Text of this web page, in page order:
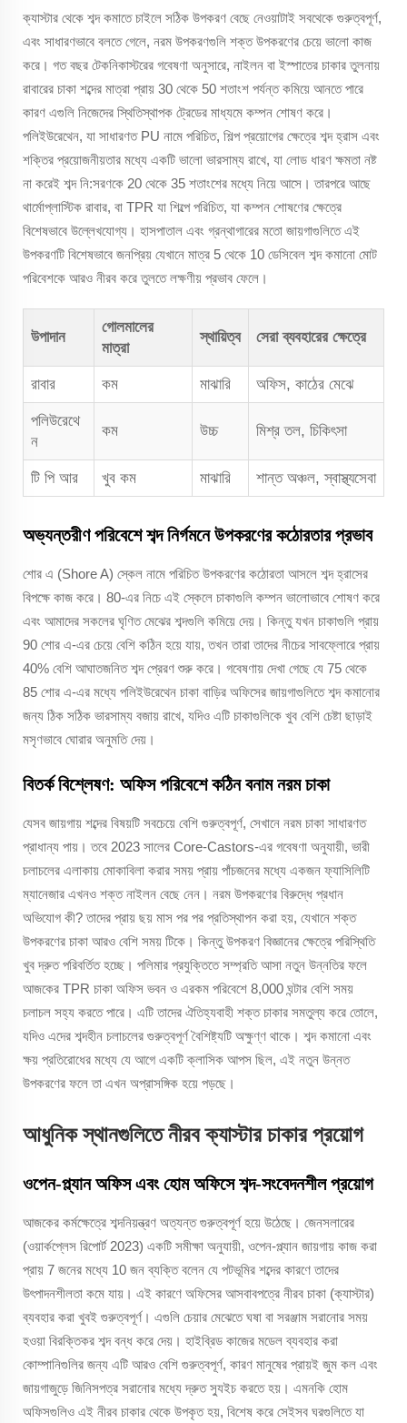
ক্যাস্টার থেকে শব্দ কমাতে চাইলে সঠিক উপকরণ বেছে নেওয়াটাই সবথেকে গুরুত্বপূর্ণ,
এবং সাধারণভাবে বলতে গেলে, নরম উপকরণগুলি শক্ত উপকরণের চেয়ে ভালো কাজ
করে। গত বছর টেকনিকাস্টরের গবেষণা অনুসারে, নাইলন বা ইস্পাতের চাকার তুলনায়
রাবারের চাকা শব্দের মাত্রা প্রায় 30 থেকে 50 শতাংশ পর্যন্ত কমিয়ে আনতে পারে
কারণ এগুলি নিজেদের স্থিতিস্থাপক ট্রেডের মাধ্যমে কম্পন শোষণ করে।
পলিইউরেথেন, যা সাধারণত PU নামে পরিচিত, শিল্প প্রয়োগের ক্ষেত্রে শব্দ হ্রাস এবং
শক্তির প্রয়োজনীয়তার মধ্যে একটি ভালো ভারসাম্য রাখে, যা লোড ধারণ ক্ষমতা নষ্ট
না করেই শব্দ নি:সরণকে 20 থেকে 35 শতাংশের মধ্যে নিয়ে আসে। তারপরে আছে
থার্মোপ্লাস্টিক রাবার, বা TPR যা শিল্পে পরিচিত, যা কম্পন শোষণের ক্ষেত্রে
বিশেষভাবে উল্লেখযোগ্য। হাসপাতাল এবং গ্রন্থাগারের মতো জায়গাগুলিতে এই
উপকরণটি বিশেষভাবে জনপ্রিয় যেখানে মাত্র 5 থেকে 10 ডেসিবেল শব্দ কমানো মোট
পরিবেশকে আরও নীরব করে তুলতে লক্ষণীয় প্রভাব ফেলে।
উপাদান
গোলমালের
মাত্রা
স্থায়িত্ব সেরা ব্যবহারের ক্ষেত্রে
রাবার কম মাঝারি অফিস, কাঠের মেঝে
পলিউরেথে
ন
কম উচ্চ মিশ্র তল, চিকিৎসা
টি পি আর খুব কম মাঝারি শান্ত অঞ্চল, স্বাস্থ্যসেবা
অভ্যন্তরীণ পরিবেশে শব্দ নির্গমনে উপকরণের কঠোরতার প্রভাব
শোর এ (Shore A) স্কেল নামে পরিচিত উপকরণের কঠোরতা আসলে শব্দ হ্রাসের
বিপক্ষে কাজ করে। 80-এর নিচে এই স্কেলে চাকাগুলি কম্পন ভালোভাবে শোষণ করে
এবং আমাদের সকলের ঘৃণিত মেঝের শব্দগুলি কমিয়ে দেয়। কিন্তু যখন চাকাগুলি প্রায়
90 শোর এ-এর চেয়ে বেশি কঠিন হয়ে যায়, তখন তারা তাদের নীচের সাবফ্লোরে প্রায়
40% বেশি আঘাতজনিত শব্দ প্রেরণ শুরু করে। গবেষণায় দেখা গেছে যে 75 থেকে
85 শোর এ-এর মধ্যে পলিইউরেথেন চাকা বাড়ির অফিসের জায়গাগুলিতে শব্দ কমানোর
জন্য ঠিক সঠিক ভারসাম্য বজায় রাখে, যদিও এটি চাকাগুলিকে খুব বেশি চেষ্টা ছাড়াই
মসৃণভাবে ঘোরার অনুমতি দেয়।
বিতর্ক বিশ্লেষণ: অফিস পরিবেশে কঠিন বনাম নরম চাকা
যেসব জায়গায় শব্দের বিষয়টি সবচেয়ে বেশি গুরুত্বপূর্ণ, সেখানে নরম চাকা সাধারণত
প্রাধান্য পায়। তবে 2023 সালের Core-Castors-এর গবেষণা অনুযায়ী, ভারী
চলাচলের এলাকায় মোকাবিলা করার সময় প্রায় পাঁচজনের মধ্যে একজন ফ্যাসিলিটি
ম্যানেজার এখনও শক্ত নাইলন বেছে নেন। নরম উপকরণের বিরুদ্ধে প্রধান
অভিযোগ কী? তাদের প্রায় ছয় মাস পর পর প্রতিস্থাপন করা হয়, যেখানে শক্ত
উপকরণের চাকা আরও বেশি সময় টিকে। কিন্তু উপকরণ বিজ্ঞানের ক্ষেত্রে পরিস্থিতি
খুব দ্রুত পরিবর্তিত হচ্ছে। পলিমার প্রযুক্তিতে সম্প্রতি আসা নতুন উন্নতির ফলে
আজকের TPR চাকা অফিস ভবন ও এরকম পরিবেশে 8,000 ঘন্টার বেশি সময়
চলাচল সহ্য করতে পারে। এটি তাদের ঐতিহ্যবাহী শক্ত চাকার সমতুল্য করে তোলে,
যদিও এদের শব্দহীন চলাচলের গুরুত্বপূর্ণ বৈশিষ্ট্যটি অক্ষুণ্ণ থাকে। শব্দ কমানো এবং
ক্ষয় প্রতিরোধের মধ্যে যে আগে একটি ক্লাসিক আপস ছিল, এই নতুন উন্নত
উপকরণের ফলে তা এখন অপ্রাসঙ্গিক হয়ে পড়ছে।
আধুনিক স্থানগুলিতে নীরব ক্যাস্টার চাকার প্রয়োগ
ওপেন-প্ল্যান অফিস এবং হোম অফিসে শব্দ-সংবেদনশীল প্রয়োগ
আজকের কর্মক্ষেত্রে শব্দনিয়ন্ত্রণ অত্যন্ত গুরুত্বপূর্ণ হয়ে উঠেছে। জেনসলারের
(ওয়ার্কপ্লেস রিপোর্ট 2023) একটি সমীক্ষা অনুযায়ী, ওপেন-প্ল্যান জায়গায় কাজ করা
প্রায় 7 জনের মধ্যে 10 জন ব্যক্তি বলেন যে পটভূমির শব্দের কারণে তাদের
উৎপাদনশীলতা কমে যায়। এই কারণে অফিসের আসবাবপত্রে নীরব চাকা (ক্যাস্টার)
ব্যবহার করা খুবই গুরুত্বপূর্ণ। এগুলি চেয়ার মেঝেতে ঘষা বা সরঞ্জাম সরানোর সময়
হওয়া বিরক্তিকর শব্দ বন্ধ করে দেয়। হাইব্রিড কাজের মডেল ব্যবহার করা
কোম্পানিগুলির জন্য এটি আরও বেশি গুরুত্বপূর্ণ, কারণ মানুষের প্রায়ই জুম কল এবং
জায়গাজুড়ে জিনিসপত্র সরানোর মধ্যে দ্রুত স্যুইচ করতে হয়। এমনকি হোম
অফিসগুলিও এই নীরব চাকার থেকে উপকৃত হয়, বিশেষ করে সেইসব ঘরগুলিতে যা